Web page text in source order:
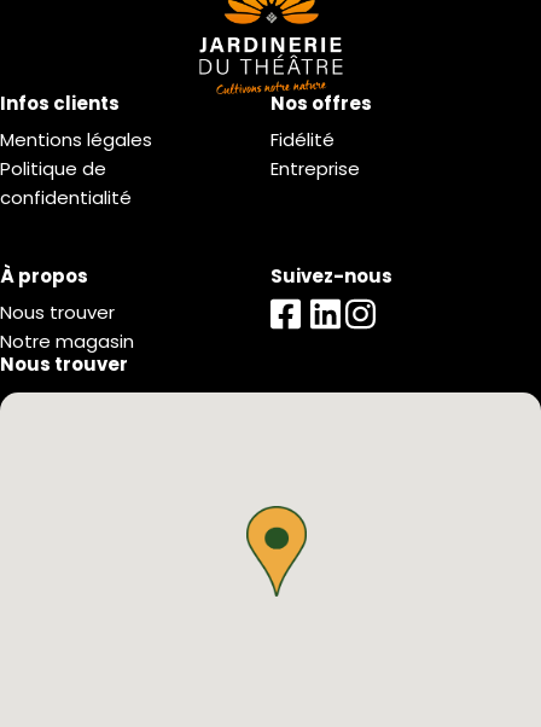
Infos clients
Mentions légales
Politique de
confidentialité
Nos offres
Fidélité
Entreprise
À propos
Nous trouver
Notre magasin
Suivez-nous
Nous trouver